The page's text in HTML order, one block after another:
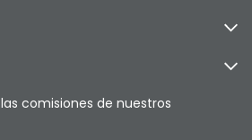
comisiones de nuestros